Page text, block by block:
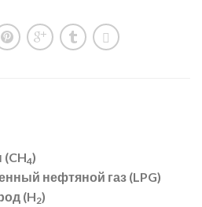
(CH4)
нефтяной газ (LPG)
(H2)